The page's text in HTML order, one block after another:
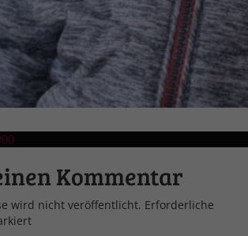
Kommentar
wird nicht veröffentlicht. Erforderliche